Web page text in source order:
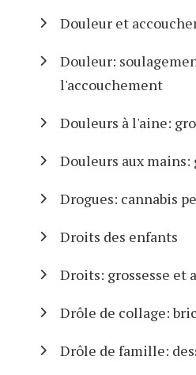
Douleur et
Douleur:
l'accouchement
Douleurs à l'aine:
Douleurs aux mains:
Drogues: cannabis
Droits des enfants
Droits: grossesse et
Drôle de collage:
Drôle de famille: